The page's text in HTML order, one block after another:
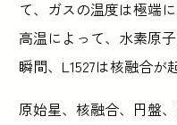
て、ガスの温度は極端
高温によって、水素原
瞬間、L1527は核融合が
原始星、核融合、円盤